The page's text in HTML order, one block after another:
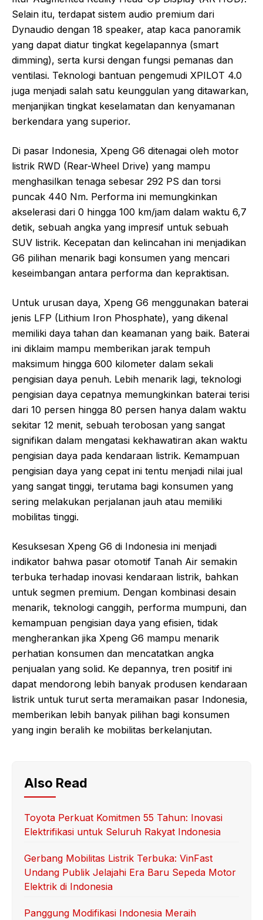
Selain itu, terdapat sistem audio premium dari
Dynaudio dengan 18 speaker, atap kaca panoramik
yang dapat diatur tingkat kegelapannya (smart
dimming), serta kursi dengan fungsi pemanas dan
ventilasi. Teknologi bantuan pengemudi XPILOT 4.0
juga menjadi salah satu keunggulan yang ditawarkan,
menjanjikan tingkat keselamatan dan kenyamanan
berkendara yang superior.
Di pasar Indonesia, Xpeng G6 ditenagai oleh motor
listrik RWD (Rear-Wheel Drive) yang mampu
menghasilkan tenaga sebesar 292 PS dan torsi
puncak 440 Nm. Performa ini memungkinkan
akselerasi dari 0 hingga 100 km/jam dalam waktu 6,7
detik, sebuah angka yang impresif untuk sebuah
SUV listrik. Kecepatan dan kelincahan ini menjadikan
G6 pilihan menarik bagi konsumen yang mencari
keseimbangan antara performa dan kepraktisan.
Untuk urusan daya, Xpeng G6 menggunakan baterai
jenis LFP (Lithium Iron Phosphate), yang dikenal
memiliki daya tahan dan keamanan yang baik. Baterai
ini diklaim mampu memberikan jarak tempuh
maksimum hingga 600 kilometer dalam sekali
pengisian daya penuh. Lebih menarik lagi, teknologi
pengisian daya cepatnya memungkinkan baterai terisi
dari 10 persen hingga 80 persen hanya dalam waktu
sekitar 12 menit, sebuah terobosan yang sangat
signifikan dalam mengatasi kekhawatiran akan waktu
pengisian daya pada kendaraan listrik. Kemampuan
pengisian daya yang cepat ini tentu menjadi nilai jual
yang sangat tinggi, terutama bagi konsumen yang
sering melakukan perjalanan jauh atau memiliki
mobilitas tinggi.
Kesuksesan Xpeng G6 di Indonesia ini menjadi
indikator bahwa pasar otomotif Tanah Air semakin
terbuka terhadap inovasi kendaraan listrik, bahkan
untuk segmen premium. Dengan kombinasi desain
menarik, teknologi canggih, performa mumpuni, dan
kemampuan pengisian daya yang efisien, tidak
mengherankan jika Xpeng G6 mampu menarik
perhatian konsumen dan mencatatkan angka
penjualan yang solid. Ke depannya, tren positif ini
dapat mendorong lebih banyak produsen kendaraan
listrik untuk turut serta meramaikan pasar Indonesia,
memberikan lebih banyak pilihan bagi konsumen
yang ingin beralih ke mobilitas berkelanjutan.
Also Read
Toyota Perkuat Komitmen 55 Tahun: Inovasi
Elektrifikasi untuk Seluruh Rakyat Indonesia
Gerbang Mobilitas Listrik Terbuka: VinFast
Undang Publik Jelajahi Era Baru Sepeda Motor
Elektrik di Indonesia
Panggung Modifikasi Indonesia Meraih